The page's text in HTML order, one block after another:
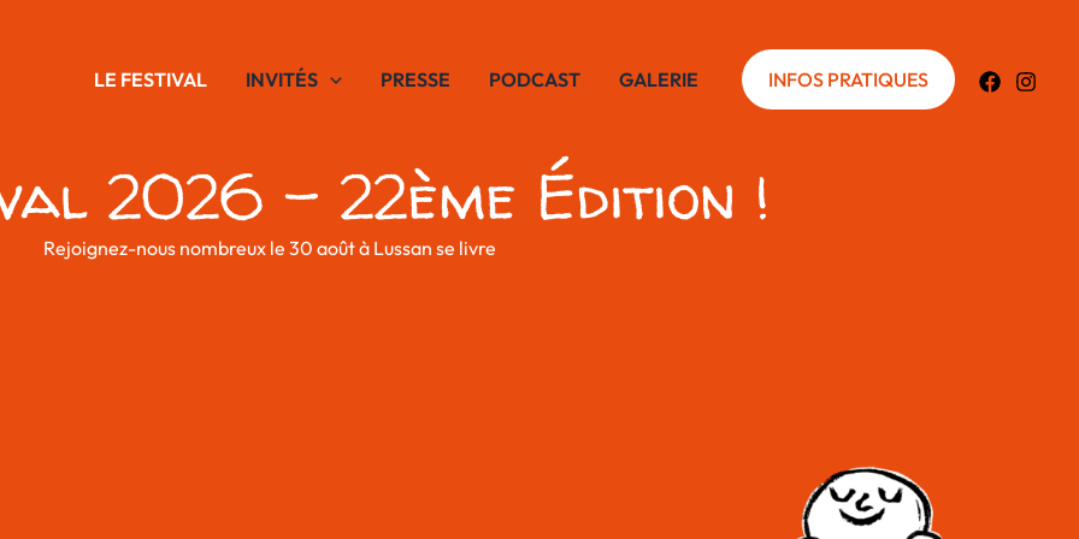
LE FESTIVAL INVITÉS PRESSE PODCAST GALERIE INFOS PRATIQUES
2026 - 22ème Édition !
Rejoignez-nous nombreux le 30 août à Lussan se livre